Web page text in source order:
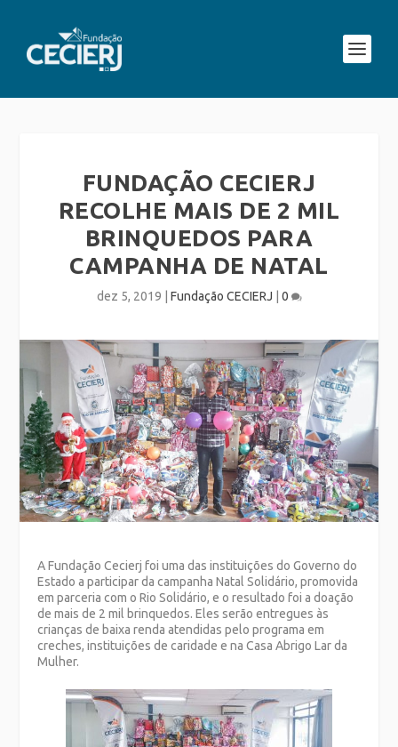
FUNDAÇÃO CECIERJ
RECOLHE MAIS DE 2 MIL
BRINQUEDOS PARA
CAMPANHA DE NATAL
dez 5, 2019 Fundação CECIERJ 0
A Fundação Cecierj foi uma das instituições do Governo do
Estado a participar da campanha Natal Solidário, promovida
em parceria com o Rio Solidário, e o resultado foi a doação
de mais de 2 mil brinquedos. Eles serão entregues às
crianças de baixa renda atendidas pelo programa em
creches, instituições de caridade e na Casa Abrigo Lar da
Mulher.